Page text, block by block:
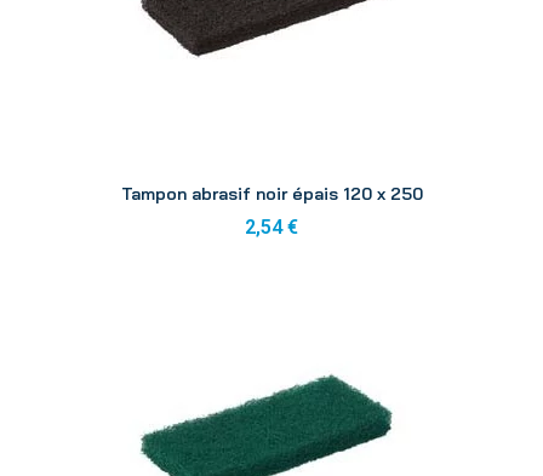
Tampon abrasif noir épais 120 x 250
2,54 €